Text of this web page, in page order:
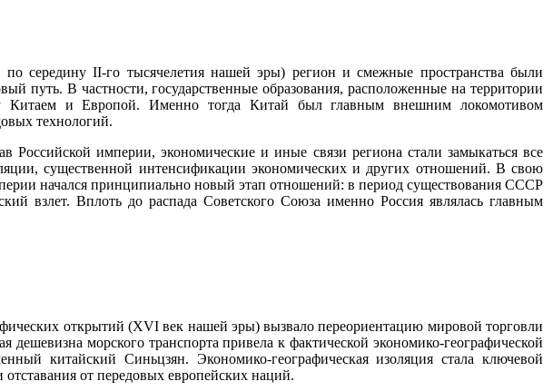
середину II-го тысячелетия нашей эры) регион и смежные пространства были
путь. В частности, государственные образования, расположенные на территории
Китаем и Европой. Именно тогда Китай был главным внешним локомотивом
технологий.
империи, экономические и иные связи региона стали замыкаться все
существенной интенсификации экономических и других отношений. В свою
начался принципиально новый этап отношений: в период существования СССР
взлет. Вплоть до распада Советского Союза именно Россия являлась главным
открытий (XVI век нашей эры) вызвало переориентацию мировой торговли
морского транспорта привела к фактической экономико-географической
китайский Синьцзян. Экономико-географическая изоляция стала ключевой
от передовых европейских наций.